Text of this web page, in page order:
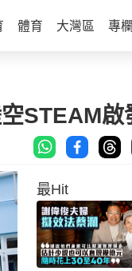
體育 大灣區 專欄
STEAM啟
最Hit